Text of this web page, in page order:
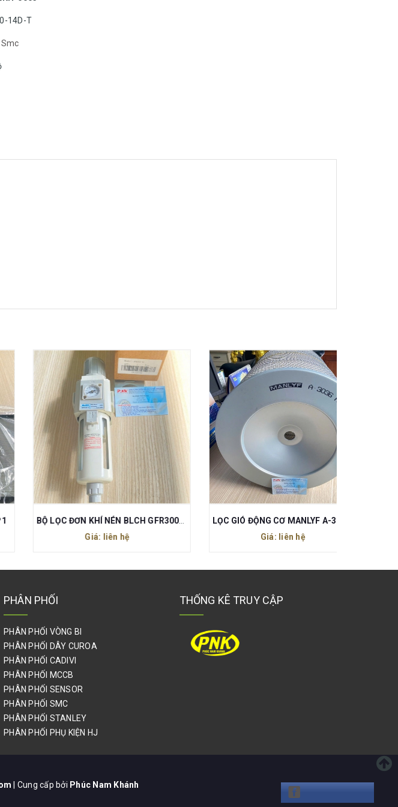
14D-T
Smc
BỘ LỌC ĐƠN KHÍ NÉN BLCH GFR300-10 REN 17MM
Giá: liên hệ
LỌC GIÓ ĐỘNG CƠ MANLYF A-3036 300x360x195/25 CHO XE TẢI
Giá: liên hệ
PHÂN PHỐI
PHÂN PHỐI VÒNG BI
PHÂN PHỐI DÂY CUROA
PHÂN PHỐI CADIVI
PHÂN PHỐI MCCB
PHÂN PHỐI SENSOR
PHÂN PHỐI SMC
PHÂN PHỐI STANLEY
PHÂN PHỐI PHỤ KIỆN HJ
THỐNG KÊ TRUY CẬP
| Cung cấp bởi Phúc Nam Khánh